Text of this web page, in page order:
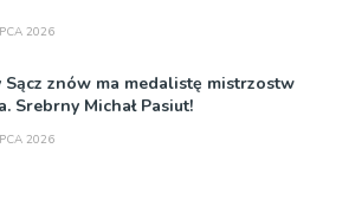
2026
Sącz znów ma medalistę mistrzostw
Srebrny Michał Pasiut!
2026